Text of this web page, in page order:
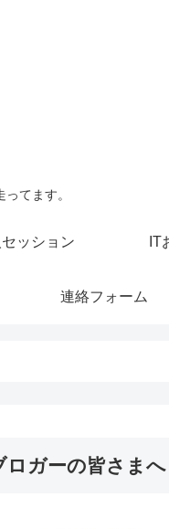
てます。
ッション IT
連絡フォーム
ロガーの皆さまへ